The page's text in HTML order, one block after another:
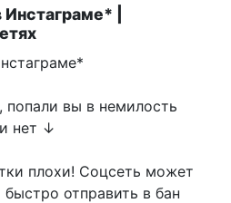
|
попали вы в немилость
нет ↓
плохи! Соцсеть может
отправить в бан